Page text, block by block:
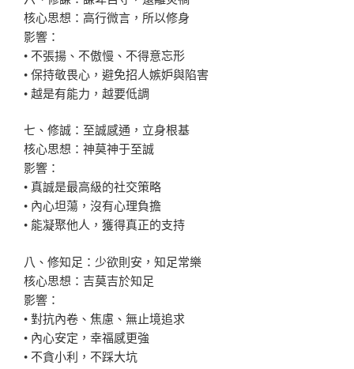
核心思想：高行微言，所以修身
影響：
• 不張揚、不傲慢、不得意忘形
• 保持敬畏心，避免招人嫉妒與陷害
• 越是有能力，越要低調
七、修誠：至誠感通，立身根基
核心思想：神莫神于至誠
影響：
• 真誠是最高級的社交策略
• 內心坦蕩，沒有心理負擔
• 能凝聚他人，獲得真正的支持
八、修知足：少欲則安，知足常樂
核心思想：吉莫吉於知足
影響：
• 對抗內卷、焦慮、無止境追求
• 內心安定，幸福感更強
• 不貪小利，不踩大坑